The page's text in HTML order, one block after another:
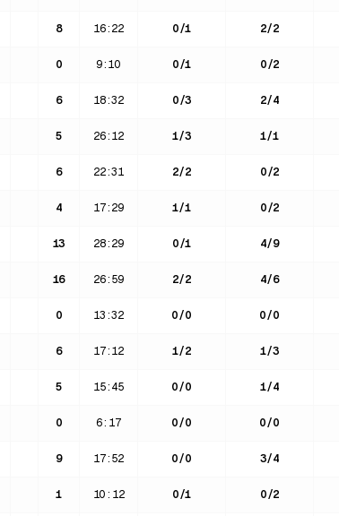
8 16:22 0/1 2/2
0 9:10 0/1 0/2
6 18:32 0/3 2/4
5 26:12 1/3 1/1
6 22:31 2/2 0/2
4 17:29 1/1 0/2
13 28:29 0/1 4/9
16 26:59 2/2 4/6
0 13:32 0/0 0/0
6 17:12 1/2 1/3
5 15:45 0/0 1/4
0 6:17 0/0 0/0
9 17:52 0/0 3/4
1 10:12 0/1 0/2